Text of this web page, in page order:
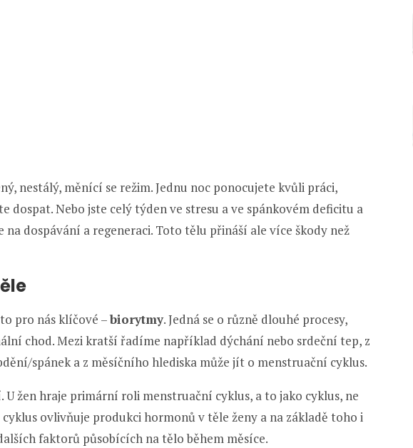
nestálý, měnící se režim. Jednu noc ponocujete kvůli práci,
dospat. Nebo jste celý týden ve stresu a ve spánkovém deficitu a
dospávání a regeneraci. Toto tělu přináší ale více škody než
pro nás klíčové –biorytmy. Jedná se o různě dlouhé procesy,
chod. Mezi kratší řadíme například dýchání nebo srdeční tep, z
spánek a z měsíčního hlediska může jít o menstruační cyklus.
žen hraje primární roli menstruační cyklus, a to jako cyklus, ne
ovlivňuje produkci hormonů v těle ženy a na základě toho i
faktorů působících na tělo během měsíce.